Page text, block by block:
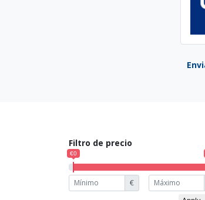
Filtro de precio
€0
€